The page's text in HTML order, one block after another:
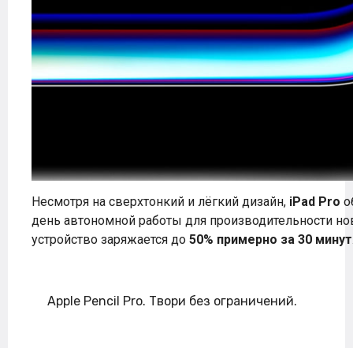
Несмотря на сверхтонкий и лёгкий дизайн, iPad Pro
день автономной работы для производительности
устройство заряжается до 50% примерно за 30 минут
Apple Pencil Pro. Твори без ограничений.